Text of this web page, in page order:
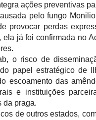
ações preventivas
pelo fungo
provocar perdas
ela já foi confirmada no
o risco de
papel estratégico de
escoamento das
e instituições
da praga.
de outros estados,